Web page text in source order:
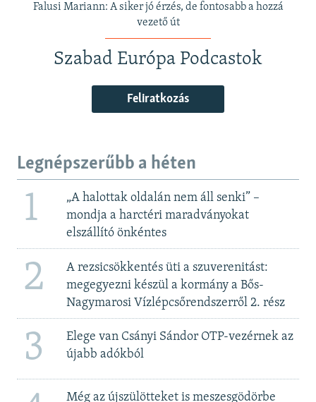
Falusi Mariann: A siker jó érzés, de fontosabb a hozzá
vezető út
Szabad Európa Podcastok
Feliratkozás
Legnépszerűbb a héten
1
„A halottak oldalán nem áll senki” –
mondja a harctéri maradványokat
elszállító önkéntes
2
A rezsicsökkentés üti a szuverenitást:
megegyezni készül a kormány a Bős-
Nagymarosi Vízlépcsőrendszerről 2. rész
3
Elege van Csányi Sándor OTP-vezérnek az
újabb adókból
Még az újszülötteket is meszesgödörbe